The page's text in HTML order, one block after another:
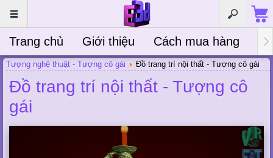
Trang chủ Giới thiệu Cách mua hàng
Tượng nghệ thuật - Tượng cô gái Đồ trang trí nội thất - Tượng cô gái
Đồ trang trí nội thất - Tượng cô
gái